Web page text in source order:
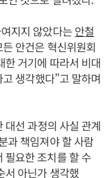
지지 않았다는안철
안건은 혁신위원회
한 거기에 따라서 비대
생각했다”고 말하며
대선 과정의 사실 관계
과 책임져야 할 사람
필요한 조치를 할 수
서 아닌가 생각했